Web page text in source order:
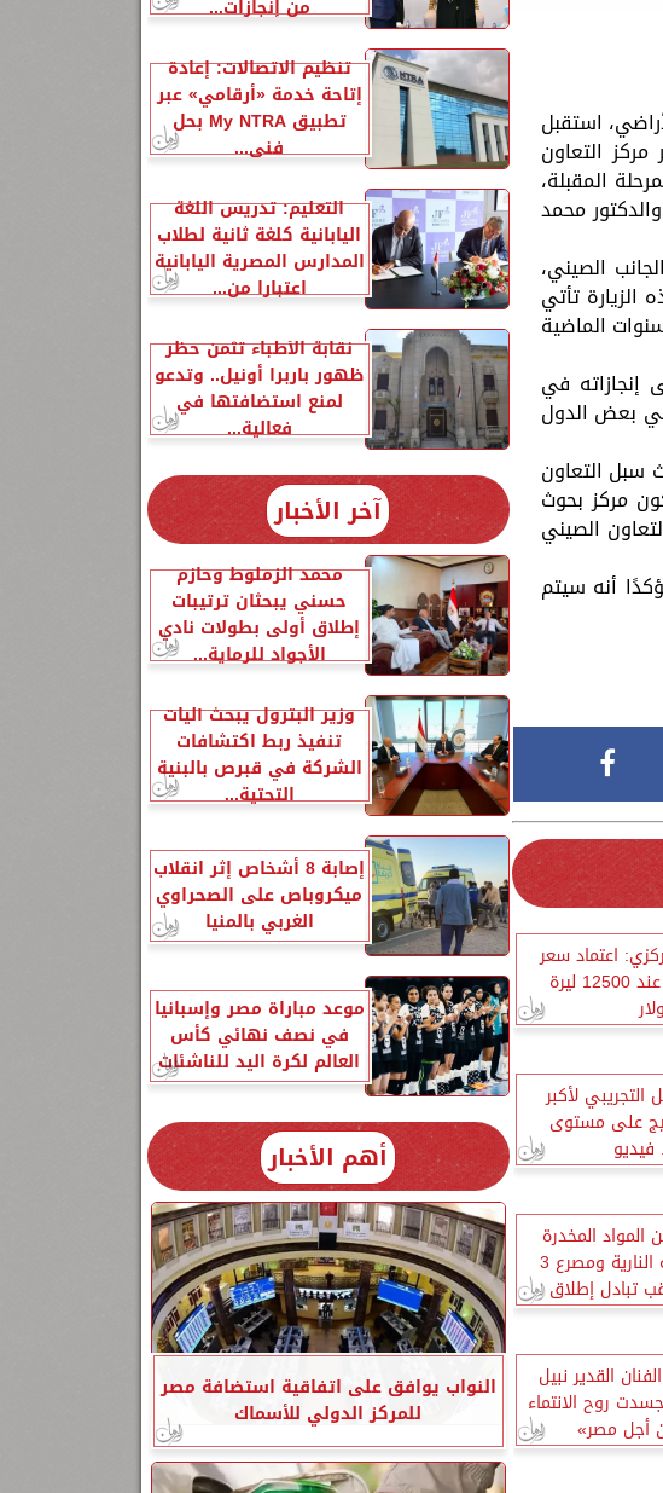
استقبل
التعاون
المقبلة،
محمد
الصيني،
الزيارة تأتي
سنوات الماضية
إنجازاته في
بعض الدول
سبل التعاون
مركز بحوث
الصيني
أنه سيتم
اعتماد سعر
الصرف الرسمي عند 12500 ليرة
التجريبي لأكبر
على مستوى
فيديو
طن من المواد المخدرة
وعدد من الأسلحة النارية ومصرع 3
تبادل إطلاق
الشرطة
القدير نبيل
روح الانتماء
أجل مصر»
من إنجازات...
تنظيم الاتصالات: إعادة
إتاحة خدمة «أرقامي» عبر
تطبيق My NTRA بحل
فني...
التعليم: تدريس اللغة
اليابانية كلغة ثانية لطلاب
المدارس المصرية اليابانية
اعتبارا من...
نقابة الأطباء تثمن حظر
ظهور باربرا أونيل.. وتدعو
لمنع استضافتها في
فعالية...
آخر الأخبار
محمد الزملوط وحازم
حسني يبحثان ترتيبات
إطلاق أولى بطولات نادي
الأجواد للرماية...
وزير البترول يبحث آليات
تنفيذ ربط اكتشافات
الشركة في قبرص بالبنية
التحتية...
إصابة 8 أشخاص إثر انقلاب
ميكروباص على الصحراوي
الغربي بالمنيا
موعد مباراة مصر وإسبانيا
في نصف نهائي كأس
العالم لكرة اليد للناشئات
أهم الأخبار
النواب يوافق على اتفاقية استضافة مصر
للمركز الدولي للأسماك